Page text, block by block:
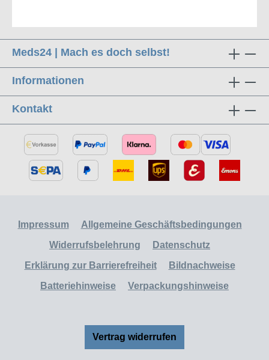
Meds24 | Mach es doch selbst!
Informationen
Kontakt
Impressum
Allgemeine Geschäftsbedingungen
Widerrufsbelehrung
Datenschutz
Erklärung zur Barrierefreiheit
Bildnachweise
Batteriehinweise
Verpackungshinweise
Vertrag widerrufen